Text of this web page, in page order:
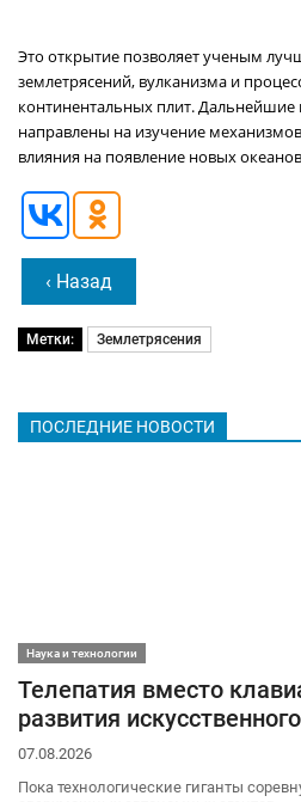
Это открытие позволяет ученым
землетрясений, вулканизма и
континентальных плит. Дальнейшие
направлены на изучение
влияния на появление новых
‹ Назад
Метки: Землетрясения
ПОСЛЕДНИЕ НОВОСТИ
Наука и технологии
Телепатия вместо
развития
07.08.2026
Пока технологические гиганты